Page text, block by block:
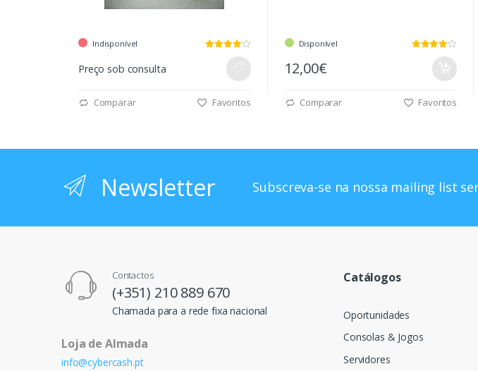
Indisponível
Preço sob consulta
Comparar Favoritos
Disponível
12,00€
Comparar Favoritos
Newsletter Subscreva-se na nossa mailing list
Contactos
(+351) 210 889 670
Chamada para a rede fixa nacional
Loja de Almada
info@cybercash.pt
Catálogos
Oportunidades
Consolas & Jogos
Servidores